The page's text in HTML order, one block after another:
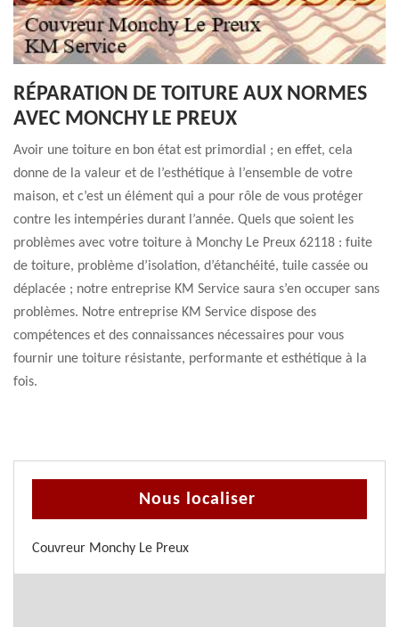
RÉPARATION DE TOITURE AUX NORMES
AVEC MONCHY LE PREUX
Avoir une toiture en bon état est primordial ; en effet, cela
donne de la valeur et de l’esthétique à l’ensemble de votre
maison, et c’est un élément qui a pour rôle de vous protéger
contre les intempéries durant l’année. Quels que soient les
problèmes avec votre toiture à Monchy Le Preux 62118 : fuite
de toiture, problème d’isolation, d’étanchéité, tuile cassée ou
déplacée ; notre entreprise KM Service saura s’en occuper sans
problèmes. Notre entreprise KM Service dispose des
compétences et des connaissances nécessaires pour vous
fournir une toiture résistante, performante et esthétique à la
fois.
Nous localiser
Couvreur Monchy Le Preux